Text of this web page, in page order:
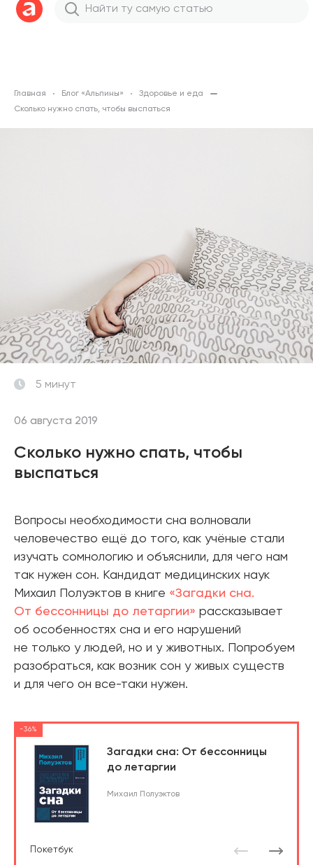
Главная Блог «Альпины»
Здоровье и еда
Сколько нужно спать, чтобы выспаться
06 августа 2019
5 минут
Сколько нужно спать, чтобы
выспаться
Вопросы необходимости сна волновали
человечество ещё до того, как учёные стали
изучать сомнологию и объяснили, для чего нам
так нужен сон. Кандидат медицинских наук
Михаил Полуэктов в книге «Загадки сна.
От бессонницы до летаргии» рассказывает
об особенностях сна и его нарушений
не только у людей, но и у животных. Попробуем
разобраться, как возник сон у живых существ
и для чего он все-таки нужен.
-36%
Загадки сна: От бессонницы
до летаргии
Михаил Полуэктов
Покетбук